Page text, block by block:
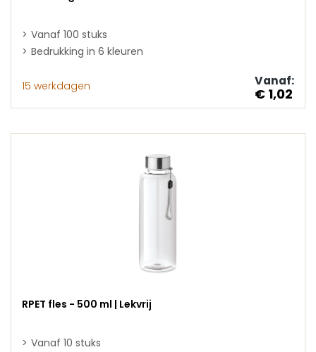
Vanaf 100 stuks
Bedrukking in 6 kleuren
15 werkdagen Vanaf:
€ 1,02
RPET fles - 500 ml | Lekvrij
Vanaf 10 stuks